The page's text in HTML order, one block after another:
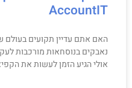
AccountIT
האם אתם עדיין תקועים בעולם
נאבקים בנוסחאות מורכבות
אולי הגיע הזמן לעשות את